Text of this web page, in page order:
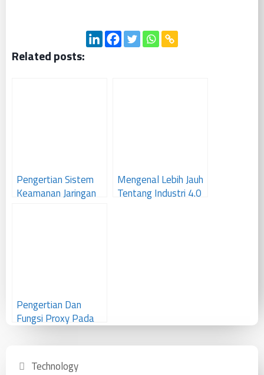
Related posts:
Pengertian Sistem
Keamanan Jaringan
Mengenal Lebih Jauh
Tentang Industri 4.0
Pengertian Dan
Fungsi Proxy Pada
Technology